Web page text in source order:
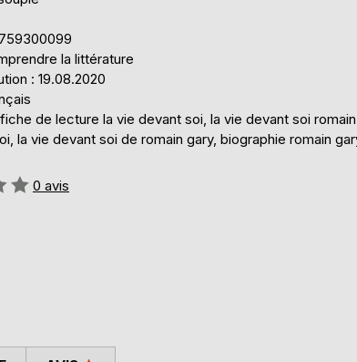
la littérature
: 19.08.2020
de lecture la vie devant soi, la vie devant soi
la vie devant soi de romain gary, biographie romain
0 avis